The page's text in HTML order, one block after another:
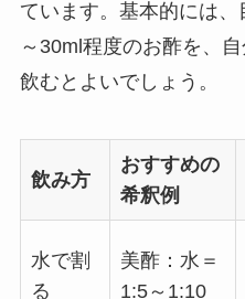
ています。基本的には
～30ml程度のお酢を、
飲むとよいでしょう。
飲み方
おすすめの
希釈例
水で割
る
美酢：水＝
1:5～1:10